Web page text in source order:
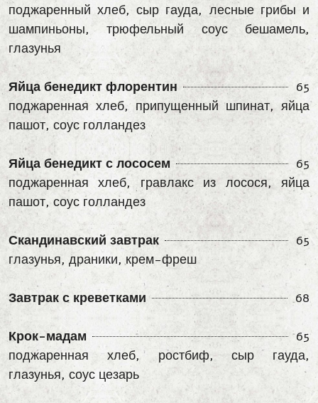
поджаренный хлеб, сыр гауда, лесные грибы и
шампиньоны, трюфельный соус бешамель,
глазунья
Яйца бенедикт флорентин
65
поджаренная хлеб, припущенный шпинат, яйца
пашот, соус голландез
Яйца бенедикт с лососем
65
поджаренная хлеб, гравлакс из лосося, яйца
пашот, соус голландез
Скандинавский завтрак
65
глазунья, драники, крем-фреш
Завтрак с креветками 68
Крок-мадам
65
поджаренная хлеб, ростбиф, сыр гауда,
глазунья, соус цезарь